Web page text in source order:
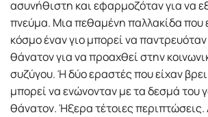
ασυνήθιστη και εφαρµοζόταν για να
πνεύµα. Μια πεθαµένη παλλακίδα που
κόσµο έναν γιο µπορεί να
θάνατον για να προαχθεί στην
συζύγου. Ή δύο εραστές που είχαν
µπορεί να ενώνονταν µε τα δεσµά του
θάνατον. Ήξερα τέτοιες